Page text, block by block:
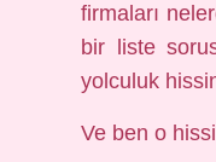
firmaları
bir liste
yolculuk
Ve ben o